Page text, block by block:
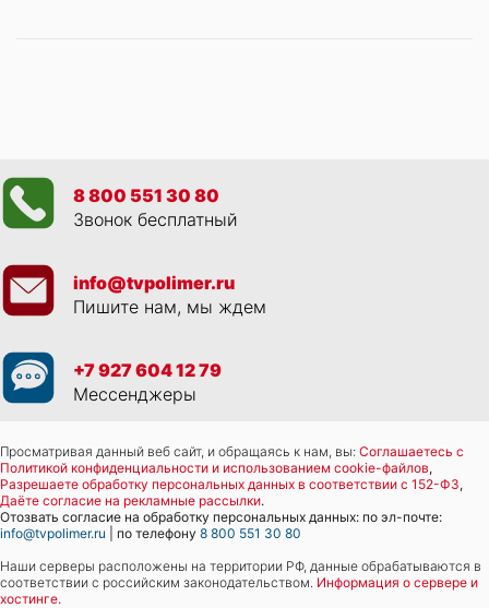
8 800 551 30 80
Звонок бесплатный
info@tvpolimer.ru
Пишите нам, мы ждем
+7 927 604 12 79
Мессенджеры
Просматривая данный веб сайт, и обращаясь к нам, вы: Соглашаетесь с
Политикой конфиденциальности и использованием cookie-файлов,
Разрешаете обработку персональных данных в соответствии с 152-ФЗ,
Даёте согласие на рекламные рассылки.
Отозвать согласие на обработку персональных данных: по эл-почте:
info@tvpolimer.ru | по телефону 8 800 551 30 80
Наши серверы расположены на территории РФ, данные обрабатываются в
соответствии с российским законодательством. Информация о сервере и
хостинге.